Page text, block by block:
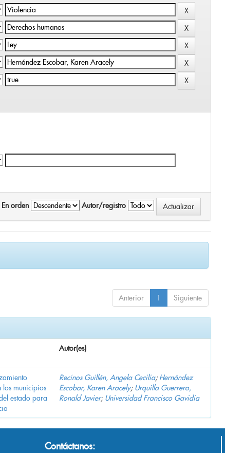
En orden Autor/registro
Anterior 1 Siguiente
Autor(es)
los municipios
estado para
Recinos Guillén, Angela Cecilia; Hernández
Escobar, Karen Aracely; Urquilla Guerrero,
Ronald Javier; Universidad Francisco Gavidia
Contáctanos: